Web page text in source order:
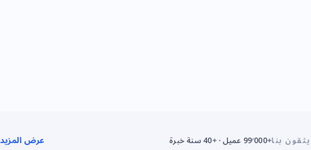
يثقون بنا+99٬000 عميل · +40 سنة خبرة عرض المزيد